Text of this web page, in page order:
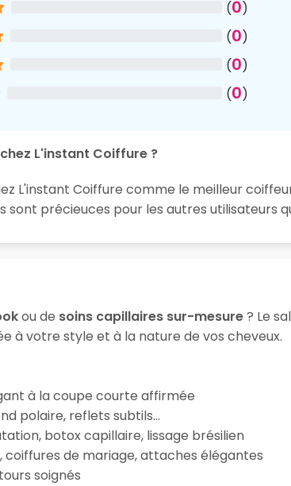
(0)
(0)
(0)
(0)
L'instant Coiffure ?
L'instant Coiffure comme le meilleur
précieuces pour les autres utilisateurs
ou de soins capillaires sur-mesure? Le
à votre style et à la nature de vos cheveux.
à la coupe courte affirmée
polaire, reflets subtils…
botox capillaire, lissage brésilien
coiffures de mariage, attaches élégantes
soignés